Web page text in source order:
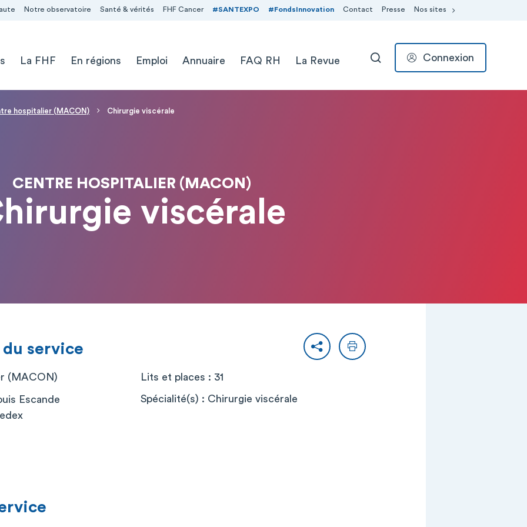
Notre observatoire Santé & vérités FHF Cancer #SANTEXPO #FondsInnovation Contact Presse Nos sites
La FHF En régions Emploi Annuaire FAQ RH La Revue RECHERCHER
Connexion
hospitalier (MACON) Chirurgie viscérale
CENTRE HOSPITALIER (MACON)
viscérale
PartagerImprimer
service
(MACON)
Escande
Lits et places : 31
Spécialité(s) : Chirurgie viscérale